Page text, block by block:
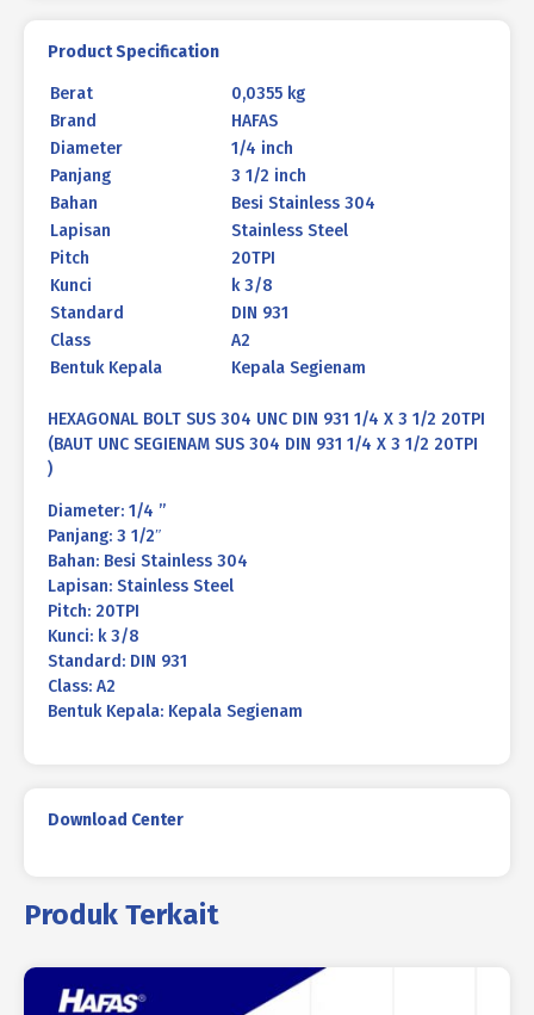
1/2
Product Specification
Berat
0,0355 kg
Brand
HAFAS
Diameter
1/4 inch
Panjang
3 1/2 inch
Bahan
Besi Stainless 304
Lapisan
Stainless Steel
Pitch
20TPI
Kunci
k 3/8
Standard
DIN 931
Class
A2
Bentuk Kepala
Kepala Segienam
HEXAGONAL BOLT SUS 304 UNC DIN 931 1/4 X 3 1/2 20TPI
(BAUT UNC SEGIENAM SUS 304 DIN 931 1/4 X 3 1/2 20TPI
)
Diameter: 1/4 ”
Panjang: 3 1/2″
Bahan: Besi Stainless 304
Lapisan: Stainless Steel
Pitch: 20TPI
Kunci: k 3/8
Standard: DIN 931
Class: A2
Bentuk Kepala: Kepala Segienam
Download Center
Produk Terkait